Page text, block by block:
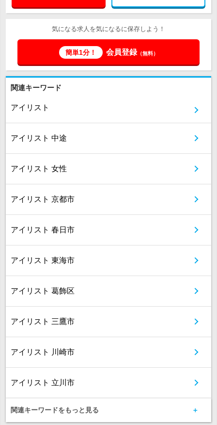
気になる求人を気になるに保存しよう！
簡単1分！ 会員登録（無料）
関連キーワード
アイリスト
アイリスト 中途
アイリスト 女性
アイリスト 京都市
アイリスト 春日市
アイリスト 東海市
アイリスト 葛飾区
アイリスト 三鷹市
アイリスト 川崎市
アイリスト 立川市
関連キーワードをもっと見る